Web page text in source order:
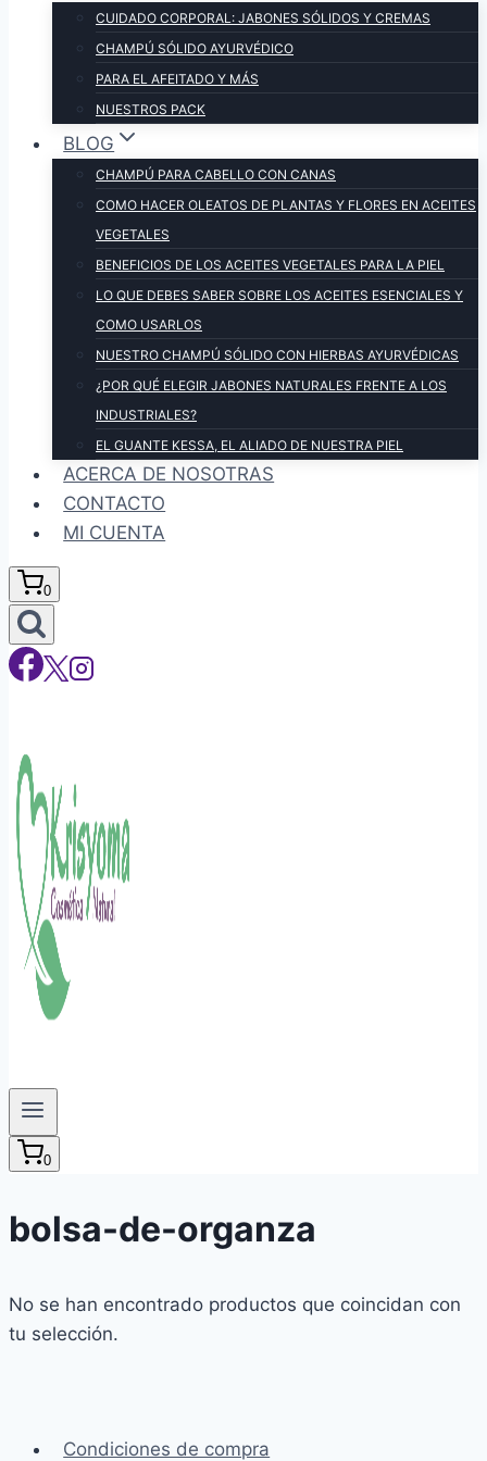
CUIDADO CORPORAL: JABONES SÓLIDOS Y CREMAS
CHAMPÚ SÓLIDO AYURVÉDICO
PARA EL AFEITADO Y MÁS
NUESTROS PACK
BLOG
CHAMPÚ PARA CABELLO CON CANAS
COMO HACER OLEATOS DE PLANTAS Y FLORES EN ACEITES
VEGETALES
BENEFICIOS DE LOS ACEITES VEGETALES PARA LA PIEL
LO QUE DEBES SABER SOBRE LOS ACEITES ESENCIALES Y
COMO USARLOS
NUESTRO CHAMPÚ SÓLIDO CON HIERBAS AYURVÉDICAS
¿POR QUÉ ELEGIR JABONES NATURALES FRENTE A LOS
INDUSTRIALES?
EL GUANTE KESSA, EL ALIADO DE NUESTRA PIEL
ACERCA DE NOSOTRAS
CONTACTO
MI CUENTA
0
0
bolsa-de-organza
No se han encontrado productos que coincidan con
tu selección.
Condiciones de compra